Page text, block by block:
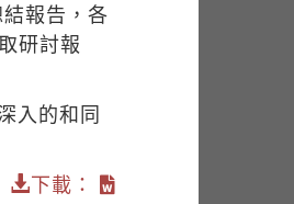
報告，各
研討報
入的和同
下載：